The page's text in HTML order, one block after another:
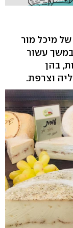
מיכל מור
עשור
בהן
וצרפת.